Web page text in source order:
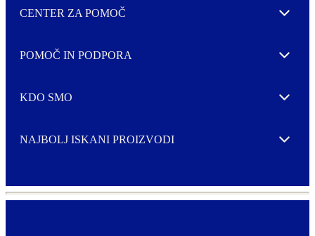
CENTER ZA POMOČ Expand
POMOČ IN PODPORA Expand
KDO SMO Expand
NAJBOLJ ISKANI PROIZVODI Expand